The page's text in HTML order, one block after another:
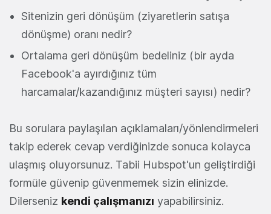
Sitenizin geri dönüşüm (ziyaretlerin satışa
dönüşme) oranı nedir?
Ortalama geri dönüşüm bedeliniz (bir ayda
Facebook'a ayırdığınız tüm
harcamalar/kazandığınız müşteri sayısı) nedir?
Bu sorulara paylaşılan açıklamaları/yönlendirmeleri
takip ederek cevap verdiğinizde sonuca kolayca
ulaşmış oluyorsunuz. Tabii Hubspot'un geliştirdiği
formüle güvenip güvenmemek sizin elinizde.
Dilerseniz kendi çalışmanızı yapabilirsiniz.